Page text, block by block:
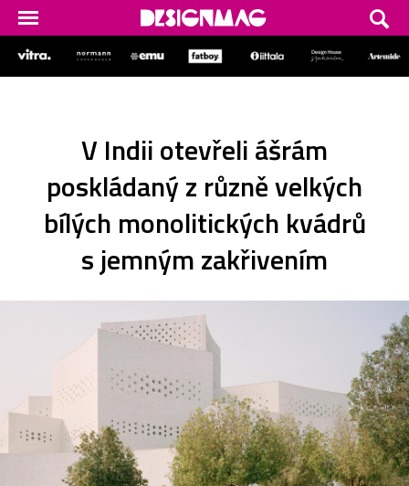
V Indii otevřeli ášrám
poskládaný z různě velkých
bílých monolitických kvádrů
s jemným zakřivením